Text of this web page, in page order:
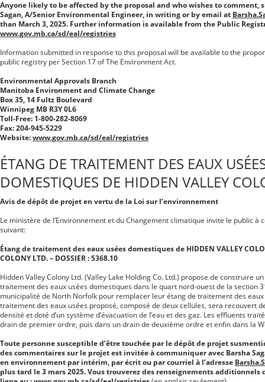
Anyone likely to be affected by the proposal and who wishes to comment,
Sagan, A/Senior Environmental Engineer, in writing or by email at
than March 3, 2025. Further information is available from the Public
www.gov.mb.ca/sd/eal/registries
Information submitted in response to this proposal will be available to the
public registry per Section 17 of The Environment Act.
Environmental Approvals Branch
Manitoba Environment and Climate Change
Box 35, 14 Fultz Boulevard
Winnipeg MB R3Y 0L6
Toll-Free: 1-800-282-8069
Fax: 204-945-5229
Website: www.gov.mb.ca/sd/eal/registries
ÉTANG DE TRAITEMENT DES EAUX
DOMESTIQUES DE HIDDEN VALLEY
Avis de dépôt de projet en vertu de la Loi sur l’environnement
Le ministère de l’Environnement et du Changement climatique invite le public à
suivant:
Étang de traitement des eaux usées domestiques de HIDDEN VALLEY
COLONY LTD. – DOSSIER : 5368.10
Hidden Valley Colony Ltd. (Valley Lake Holding Co. Ltd.) propose de construire
traitement des eaux usées domestiques dans le quart nord-ouest de la section
municipalité de North Norfolk pour remplacer leur étang de traitement des eaux
traitement des eaux usées proposé, composé de deux cellules, sera recouvert
densité et doté d’un système d’évacuation de l’eau et des gaz. Les effluents
drain de premier ordre, puis dans un drain de deuxième ordre et enfin dans la
Toute personne susceptible d’être touchée par le dépôt de projet
des commentaires sur le projet est invitée à communiquer avec Barsha
en environnement par intérim, par écrit ou par courriel à l’adresse
plus tard le 3 mars 2025. Vous trouverez des renseignements additionnels